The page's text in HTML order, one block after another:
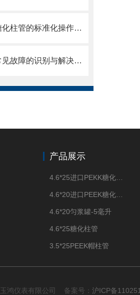
一文与您分享糖化柱管的标准化操作流程
简述铺集柱管常见故障的识别与解决方法
产品展示
4.6*20匀浆罐-5毫升
4.6*25糖化柱管
3.5*25PEEK帽柱管
鸿仪表有限公司 备案号： 沪ICP备